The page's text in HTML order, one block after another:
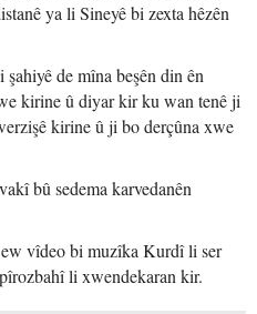
ya li Sineyê bi zexta hêzên
de mîna beşên din ên
kirine û diyar kir ku wan tenê ji
kirine û ji bo derçûna xwe
bû sedema karvedanên
vîdeo bi muzîka Kurdî li ser
li xwendekaran kir.